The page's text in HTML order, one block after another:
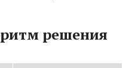
решения